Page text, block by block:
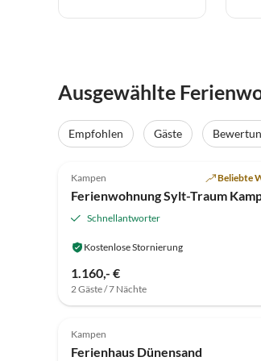
Ausgewählte
Empfohlen Gäste
Kampen Beliebte
Ferienwohnung Sylt-Traum
Schnellantworter
Kostenlose Stornierung
1.160,- €
2 Gäste / 7 Nächte
Kampen
Ferienhaus Dünensand